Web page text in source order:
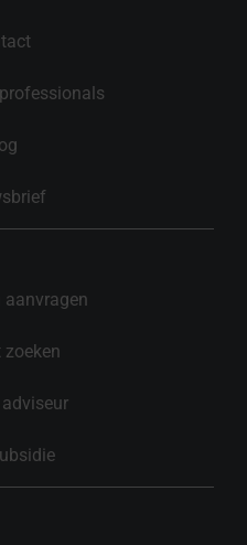
aanvragen
zoeken